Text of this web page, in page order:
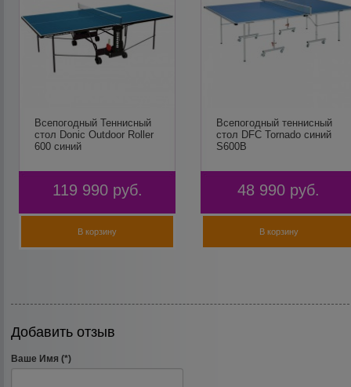
Всепогодный Теннисный
стол Donic Outdoor Roller
600 синий
119 990 руб.
В корзину
Всепогодный теннисный
стол DFC Tornado синий
S600B
48 990 руб.
В корзину
Добавить отзыв
Ваше Имя (*)